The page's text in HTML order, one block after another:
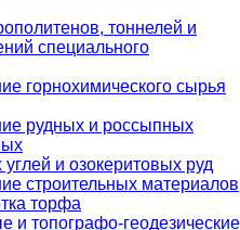
тоннелей и
специального
горнохимического сырья
рудных и россыпных
и озокеритовых руд
строительных материалов
торфа
и топографо-геодезические